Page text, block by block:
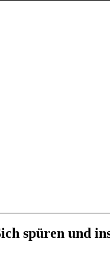
spüren und